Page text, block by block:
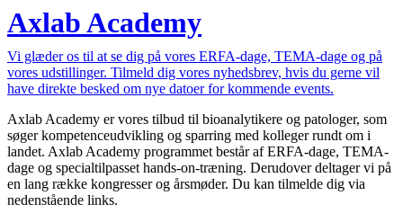
Axlab Academy
Vi glæder os til at se dig på vores ERFA-dage, TEMA-dage og på
vores udstillinger. Tilmeld dig vores nyhedsbrev, hvis du gerne vil
have direkte besked om nye datoer for kommende events.
Axlab Academy er vores tilbud til bioanalytikere og patologer, som
søger kompetenceudvikling og sparring med kolleger rundt om i
landet. Axlab Academy programmet består af ERFA-dage, TEMA-
dage og specialtilpasset hands-on-træning. Derudover deltager vi på
en lang række kongresser og årsmøder. Du kan tilmelde dig via
nedenstående links.